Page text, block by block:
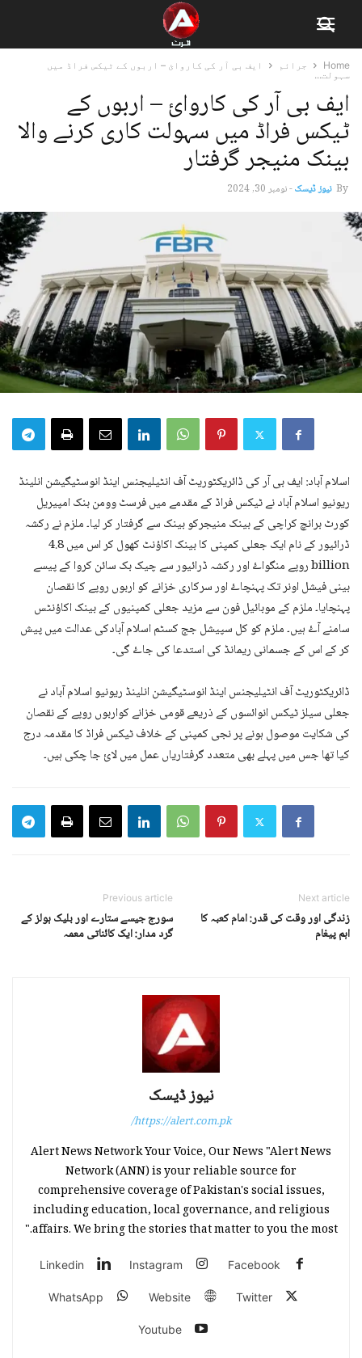
Home جرائم
ایف بی آر کی کاروائ – اربوں کے ٹیکس فراڈ میں
سہولت...
ایف بی آر کی کاروائ – اربوں کے
ٹیکس فراڈ میں سہولت کاری کرنے والا
بینک منیجر گرفتار
By نیوز ڈیسک-نومبر 30, 2024
اسلام آباد: ایف بی آر کی ڈائریکٹوریٹ آف انٹیلیجنس اینڈ انوسٹیگیشن انلینڈ
ریونیو اسلام آباد نے ٹیکس فراڈ کے مقدمے میں فرسٹ وومن بنک امپیریل
کورٹ برانچ کراچی کے بینک منیجرکو بینک سے گرفتار کر لیا۔ ملزم نے رکشہ
ڈرائیور کے نام ایک جعلی کمپنی کا بینک اکاؤنٹ کھول کر اس میں 4.8
billion روپے منگواۓ اور رکشہ ڈرائیور سے چیک بک سائن کروا کے پیسے
بینی فیشل اونر تک پہنچاۓ اور سرکاری خزانے کو اربوں روپے کا نقصان
پہنچایا۔ ملزم کے موبائیل فون سے مزید جعلی کمپنیوں کے بینک اکاؤنٹس
سامنے آۓ ہیں۔ ملزم کو کل سپیشل جج کسٹم اسلام آبادکی عدالت میں پیش
کر کے اس کے جسمانی ریمانڈ کی استدعا کی جاۓ گی۔
ڈائریکٹوریٹ آف انٹیلیجنس اینڈ انوسٹیگیشن انلینڈ ریونیو اسلام آباد نے
جعلی سیلز ٹیکس انوائسوں کے ذریعے قومی خزانے کواربوں روپے کے نقصان
کی شکایت موصول ہونے پر نجی کمپنی کے خلاف ٹیکس فراڈ کا مقدمہ درج
کیا تھا جس میں پہلے بھی متعدد گرفتاریاں عمل میں لائ جا چکی ہیں۔
Previous article
سورج جیسے ستارے اور بلیک ہولز کے
گرد مدار: ایک کائناتی معمہ
Next article
زندگی اور وقت کی قدر: امام کعبہ کا
اہم پیغام
نیوز ڈیسک
https://alert.com.pk/
Alert News Network Your Voice, Our News "Alert News
Network (ANN) is your reliable source for
comprehensive coverage of Pakistan's social issues,
including education, local governance, and religious
affairs. We bring the stories that matter to you the most."
Facebook
Instagram
Linkedin
Twitter
Website
WhatsApp
Youtube